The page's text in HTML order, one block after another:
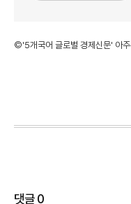
©'5개국어 글로벌 경제신문' 아주
댓글0